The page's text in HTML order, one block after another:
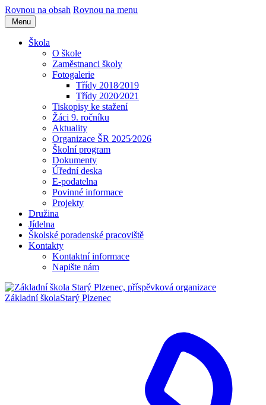
Rovnou na obsah Rovnou na menu
Menu
Škola
O škole
Zaměstnanci školy
Fotogalerie
Třídy 2018⁄2019
Třídy 2020⁄2021
Tiskopisy ke stažení
Žáci 9. ročníku
Aktuality
Organizace ŠR 2025⁄2026
Školní program
Dokumenty
Úřední deska
E-podatelna
Povinné informace
Projekty
Družina
Jídelna
Školské poradenské pracoviště
Kontakty
Kontaktní informace
Napište nám
Základní školaStarý Plzenec